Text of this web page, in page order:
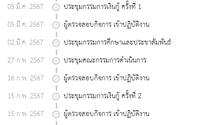
05 มี.ค. 2567
ประชุมกรรมการเงินกู้ ครั้งที่ 1
05 มี.ค. 2567
ผู้ตรวจสอบกิจการ เข้าปฏิบัติงาน
02 มี.ค. 2567
ประชุมกรรมการศึกษาเเละประชาสัมพันธ์
27 ก.พ. 2567
ประชุมคณะกรรมการดำเนินการ
16 ก.พ. 2567
ผู้ตรวจสอบกิจการ เข้าปฏิบัติงาน
15 ก.พ. 2567
ประชุมกรรมการเงินกู้ ครั้งที่ 2
15 ก.พ. 2567
ผู้ตรวจสอบกิจการ เข้าปฏิบัติงาน